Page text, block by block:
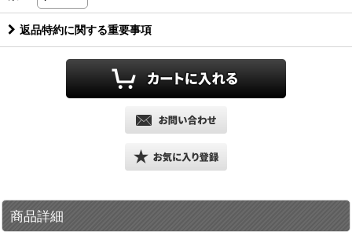
返品特約に関する重要事項
商品詳細